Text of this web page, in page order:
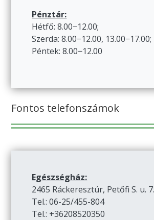
Pénztár:
Hétfő: 8.00−12.00;
Szerda: 8.00−12.00, 13.00−17.00;
Péntek: 8.00−12.00
Fontos telefonszámok
Egészségház:
2465 Ráckeresztúr, Petőfi S. u. 7.
Tel.: 06-25/455-804
Tel.: +36208520350